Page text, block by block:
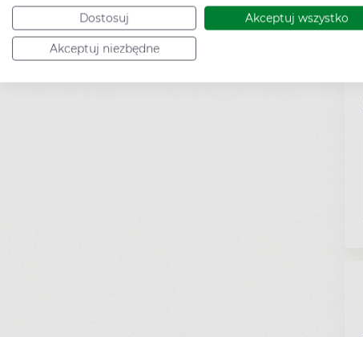
Dostosuj Akceptuj wszystko
Akceptuj niezbędne